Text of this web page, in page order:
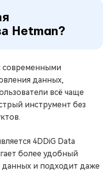
Hetman?
современными
данных,
всё чаще
инструмент без
4DDiG Data
более удобный
и подходит даже